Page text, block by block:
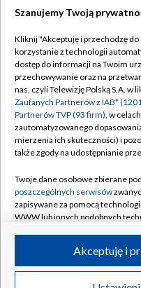
Abonament TVP
Emisja w TVP
Centrum informacji TVP
Naziemna Telewizja
Rada Programowa
System NOS
Informacje o nadawcy
Program dla prasy
©2026
Szanujemy Twoją
Kliknij "Akceptuję i przechodzę
korzystanie z technologii
dostęp do informacji na Twoim
przechowywanie oraz na
nas, czyli Telewizję Polską S.A. w
Zaufanych Partnerów z IAB*
Partnerów TVP (93 firm), w
zautomatyzowanego
mierzenia ich skuteczności) i
także zgody na udostępnianie
Twoje dane osobowe zbierane
poszczególnych serwisów
zapisywane za pomocą
WWW lub innych podobnych
ruchu w Internecie.
Twoje dane osobowe zbierane
Akceptuję i